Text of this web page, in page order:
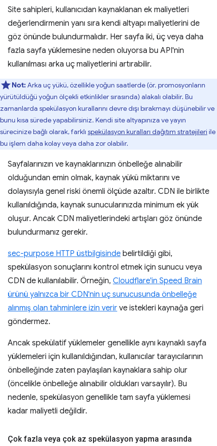
Site sahipleri, kullanıcıdan kaynaklanan ek maliyetleri
değerlendirmenin yanı sıra kendi altyapı maliyetlerini de
göz önünde bulundurmalıdır. Her sayfa iki, üç veya daha
fazla sayfa yüklemesine neden oluyorsa bu API'nin
kullanılması arka uç maliyetlerini artırabilir.
Not:Arka uç yükü, özellikle yoğun saatlerde (ör. promosyonların
yürütüldüğü yoğun ölçekli etkinlikler sırasında) alakalı olabilir. Bu
zamanlarda spekülasyon kurallarını devre dışı bırakmayı düşünebilir ve
bunu kısa sürede yapabilirsiniz. Kendi site altyapınıza ve yayın
sürecinize bağlı olarak, farklı spekülasyon kuralları dağıtım stratejileri ile
bu işlem daha kolay veya daha zor olabilir.
Sayfalarınızın ve kaynaklarınızın önbelleğe alınabilir
olduğundan emin olmak, kaynak yükü miktarını ve
dolayısıyla genel riski önemli ölçüde azaltır. CDN ile birlikte
kullanıldığında, kaynak sunucularınızda minimum ek yük
oluşur. Ancak CDN maliyetlerindeki artışları göz önünde
bulundurmanız gerekir.
sec-purpose HTTP üstbilgisinde belirtildiği gibi,
spekülasyon sonuçlarını kontrol etmek için sunucu veya
CDN de kullanılabilir. Örneğin, Cloudflare'in Speed Brain
ürünü yalnızca bir CDN'nin uç sunucusunda önbelleğe
alınmış olan tahminlere izin verir ve istekleri kaynağa geri
göndermez.
Ancak spekülatif yüklemeler genellikle aynı kaynaklı sayfa
yüklemeleri için kullanıldığından, kullanıcılar tarayıcılarının
önbelleğinde zaten paylaşılan kaynaklara sahip olur
(öncelikle önbelleğe alınabilir oldukları varsayılır). Bu
nedenle, spekülasyon genellikle tam sayfa yüklemesi
kadar maliyetli değildir.
Çok fazla veya çok az spekülasyon yapma arasında